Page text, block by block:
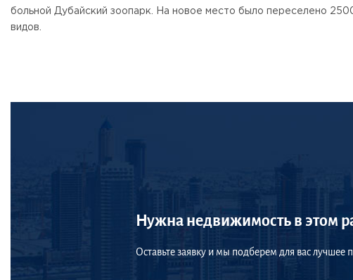
больной Дубайский зоопарк. На новое место было переселено
видов.
Нужна недвижимость в этом
Оставьте заявку и мы подберем для вас лучшее